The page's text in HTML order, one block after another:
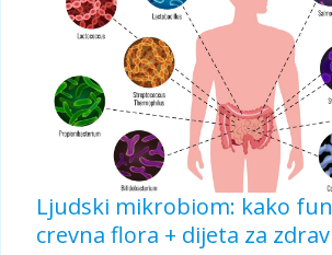
Ljudski mikrobiom: kako
crevna flora + dijeta za